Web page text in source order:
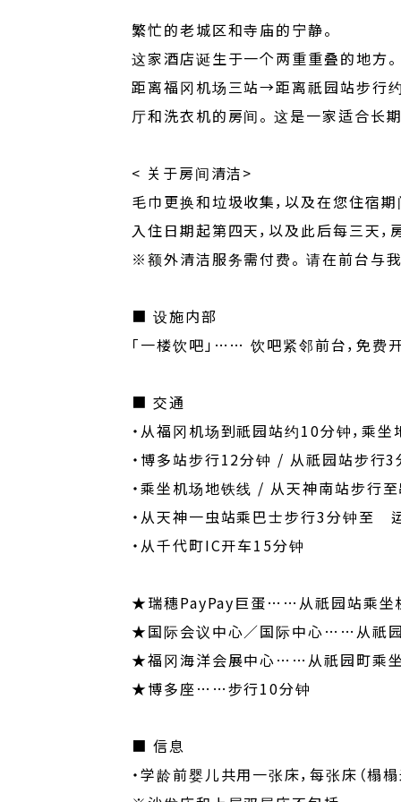
繁忙的老城区和寺庙的宁静。
这家酒店诞生于一个两重重叠的地方。
距离福冈机场三站→距离祇园站步行
厅和洗衣机的房间。 这是一家适合长
< 关于房间清洁>
毛巾更换和垃圾收集，以及在您住宿
入住日期起第四天，以及此后每三天，
※额外清洁服务需付费。 请在前台与我
■ 设施内部
「一楼饮吧」…… 饮吧紧邻前台，免费开
■ 交通
・从福冈机场到祇园站约10分钟，乘
・博多站步行12分钟 / 从祇园站步行3
・乘坐机场地铁线 / 从天神南站步行
・从天神一虫站乘巴士步行3分钟至
・从千代町IC开车15分钟
★瑞穗PayPay巨蛋……从祇园站乘坐
★国际会议中心／国际中心……从祇园
★福冈海洋会展中心……从祇园町乘
★博多座……步行10分钟
■ 信息
・学龄前婴儿共用一张床，每张床（榻